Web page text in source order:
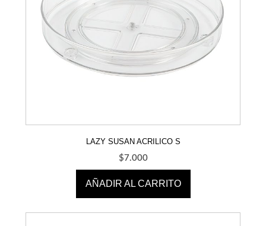
LAZY SUSAN ACRILICO S
$7.000
AÑADIR AL CARRITO